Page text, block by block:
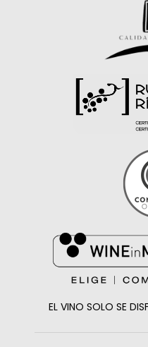
EL VINO SOLO SE